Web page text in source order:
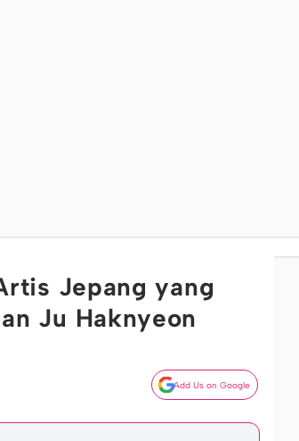
Jepang yang
Ju Haknyeon
Add Us on Google